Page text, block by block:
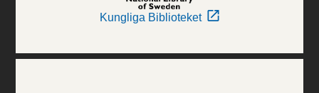
Kungliga Biblioteket